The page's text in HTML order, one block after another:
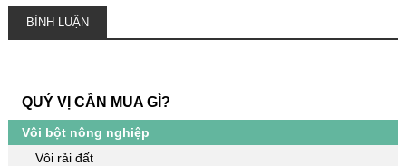
BÌNH LUẬN
QUÝ VỊ CẦN MUA GÌ?
Vôi bột nông nghiệp
Vôi rải đất